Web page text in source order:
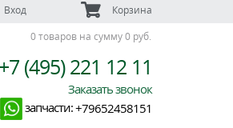
Корзина
0 товаров на сумму 0 руб.
Вход
+7 (495) 221 12 11
Заказать звонок
запчасти:+79652458151